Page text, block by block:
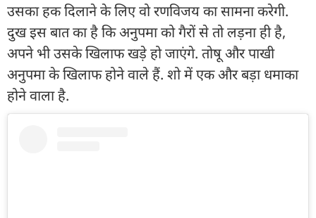
उसका हक दिलाने के लिए वो रणविजय का सामना करेगी.
दुख इस बात का है कि अनुपमा को गैरों से तो लड़ना ही है,
अपने भी उसके खिलाफ खड़े हो जाएंगे. तोषू और पाखी
अनुपमा के खिलाफ होने वाले हैं. शो में एक और बड़ा धमाका
होने वाला है.